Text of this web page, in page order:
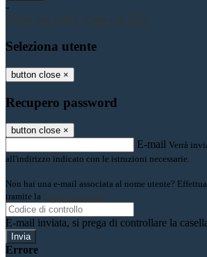
-
Entra con SPID
Entra con CIE
Seleziona utente
button close ×
Recupero password
button close ×
E-mail Verrà
all'indirizzo indicato con le istruzioni necessarie.
Non hai una e-mail associata al nome utente?
tramite la
Login Spaggiari
E-mail inviata, si prega di controllare la
Errore